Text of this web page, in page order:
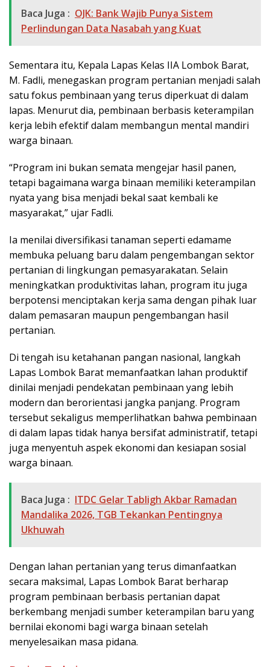
Baca Juga : OJK: Bank Wajib Punya Sistem
Perlindungan Data Nasabah yang Kuat
Sementara itu, Kepala Lapas Kelas IIA Lombok Barat,
M. Fadli, menegaskan program pertanian menjadi salah
satu fokus pembinaan yang terus diperkuat di dalam
lapas. Menurut dia, pembinaan berbasis keterampilan
kerja lebih efektif dalam membangun mental mandiri
warga binaan.
“Program ini bukan semata mengejar hasil panen,
tetapi bagaimana warga binaan memiliki keterampilan
nyata yang bisa menjadi bekal saat kembali ke
masyarakat,” ujar Fadli.
Ia menilai diversifikasi tanaman seperti edamame
membuka peluang baru dalam pengembangan sektor
pertanian di lingkungan pemasyarakatan. Selain
meningkatkan produktivitas lahan, program itu juga
berpotensi menciptakan kerja sama dengan pihak luar
dalam pemasaran maupun pengembangan hasil
pertanian.
Di tengah isu ketahanan pangan nasional, langkah
Lapas Lombok Barat memanfaatkan lahan produktif
dinilai menjadi pendekatan pembinaan yang lebih
modern dan berorientasi jangka panjang. Program
tersebut sekaligus memperlihatkan bahwa pembinaan
di dalam lapas tidak hanya bersifat administratif, tetapi
juga menyentuh aspek ekonomi dan kesiapan sosial
warga binaan.
Baca Juga : ITDC Gelar Tabligh Akbar Ramadan
Mandalika 2026, TGB Tekankan Pentingnya
Ukhuwah
Dengan lahan pertanian yang terus dimanfaatkan
secara maksimal, Lapas Lombok Barat berharap
program pembinaan berbasis pertanian dapat
berkembang menjadi sumber keterampilan baru yang
bernilai ekonomi bagi warga binaan setelah
menyelesaikan masa pidana.